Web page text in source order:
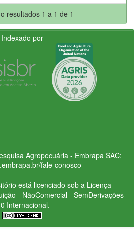
resultados 1 a 1 de 1
Indexado por
Agropecuária - Embrapa SAC:
fale-conosco
está licenciado sob a Licença
- NãoComercial - SemDerivações
Internacional.